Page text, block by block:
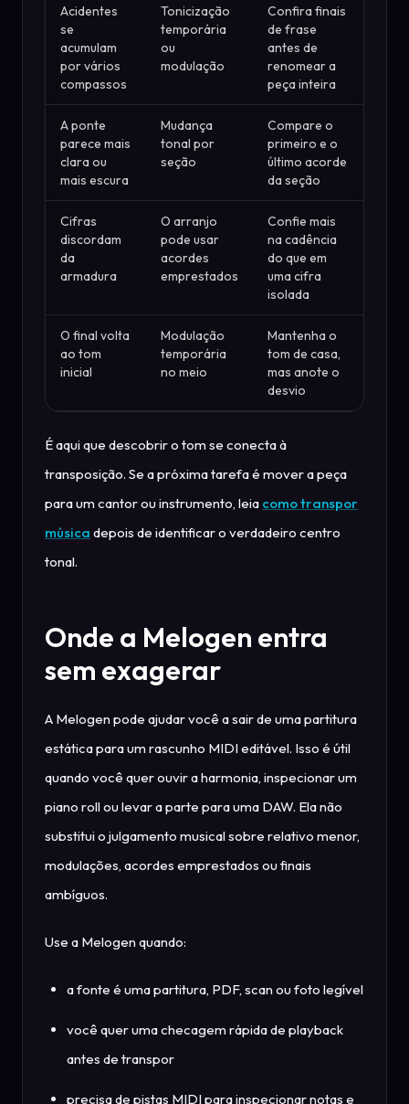
Acidentes
se
acumulam
por vários
compassos
Tonicização
temporária
ou
modulação
Confira finais
de frase
antes de
renomear a
peça inteira
A ponte
parece mais
clara ou
mais escura
Mudança
tonal por
seção
Compare o
primeiro e o
último acorde
da seção
Cifras
discordam
da
armadura
O arranjo
pode usar
acordes
emprestados
Confie mais
na cadência
do que em
uma cifra
isolada
O final volta
ao tom
inicial
Modulação
temporária
no meio
Mantenha o
tom de casa,
mas anote o
desvio
É aqui que descobrir o tom se conecta à
transposição. Se a próxima tarefa é mover a peça
para um cantor ou instrumento, leia como transpor
música depois de identificar o verdadeiro centro
tonal.
Onde a Melogen entra
sem exagerar
A Melogen pode ajudar você a sair de uma partitura
estática para um rascunho MIDI editável. Isso é útil
quando você quer ouvir a harmonia, inspecionar um
piano roll ou levar a parte para uma DAW. Ela não
substitui o julgamento musical sobre relativo menor,
modulações, acordes emprestados ou finais
ambíguos.
Use a Melogen quando:
a fonte é uma partitura, PDF, scan ou foto legível
você quer uma checagem rápida de playback
antes de transpor
precisa de pistas MIDI para inspecionar notas e